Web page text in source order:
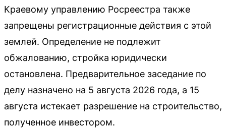
Краевому управлению Росреестра также
запрещены регистрационные действия с этой
землей. Определение не подлежит
обжалованию, стройка юридически
остановлена. Предварительное заседание по
делу назначено на 5 августа 2026 года, а 15
августа истекает разрешение на строительство,
полученное инвестором.